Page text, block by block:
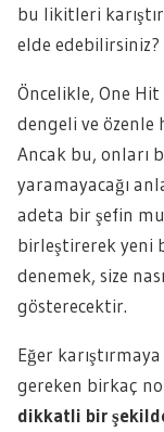
bu likitleri
elde edebilirsiniz?
Öncelikle, One
dengeli ve
Ancak bu, onları
yaramayacağı
adeta bir şefin
birleştirerek yeni
denemek, size
gösterecektir.
Eğer
gereken birkaç
dikkatli bir